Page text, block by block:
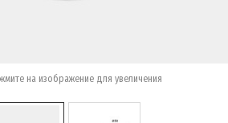
на изображение для увеличения